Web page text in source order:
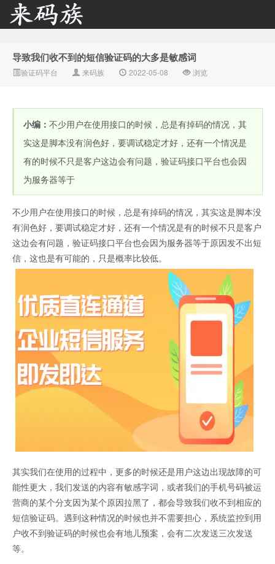
来码族 - 分享在线短信资
源接收资讯,手机短信验
证码网站
导致我们收不到的短信验证码的大多是敏感词
验证码平台 来码族 2022-05-08 浏览
小编： 不少用户在使用接口的时候，总是有掉码的情况，其
实这是脚本没有润色好，要调试稳定才好，还有一个情况是
有的时候不只是客户这边会有问题，验证码接口平台也会因
为服务器等于
不少用户在使用接口的时候，总是有掉码的情况，其实这是脚本没
有润色好，要调试稳定才好，还有一个情况是有的时候不只是客户
这边会有问题，验证码接口平台也会因为服务器等于原因发不出短
信，这也是有可能的，只是概率比较低。
其实我们在使用的过程中，更多的时候还是用户这边出现故障的可
能性更大，我们发送的内容有敏感字词，或者我们的手机号码被运
营商的某个分支因为某个原因拉黑了，都会导致我们收不到相应的
短信验证码。遇到这种情况的时候也并不需要担心，系统监控到用
户收不到验证码的时候也会有地儿预案，会有二次发送三次发送
等。